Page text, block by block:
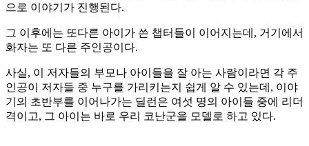
으로 이야기가 진행된다.
그 이후에는 또다른 아이가 쓴 챕터들이 이어지는데, 거기에서
화자는 또 다른 주인공이다.
사실, 이 저자들의 부모나 아이들을 잘 아는 사람이라면 각 주
인공이 저자들 중 누구를 가리키는지 쉽게 알 수 있는데, 이야
기의 초반부를 이어나가는 딜런은 여섯 명의 아이들 중에 리더
격이고, 그 아이는 바로 우리 코난군을 모델로 하고 있다.